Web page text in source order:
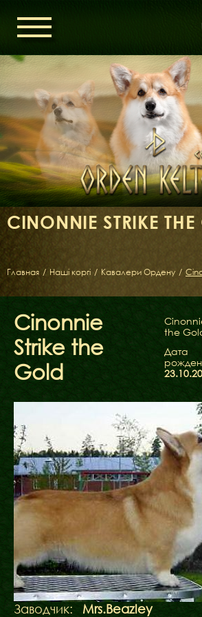
CINONNIE STRIKE
Главная / Наші коргі / Кавалери Ордену /
Cinonnie
Strike the
Gold
the
Дата
Заводчик:
Mrs.Beazley
ОРДЕН КЕЛЬТІВ
НОВИНИ
ДИТЯЧА КІМНАТА
КОНТАКТИ
НАШІ КОРГІ
ДАМИ ОРДЕНУ
КАВАЛЕРИ ОРДЕНУ
ДИТЯЧА КІМНАТА
БІБЛІОТЕКА
МІФИ
ФАКТИ
БЛОГ
ГАЛЕРЕЇ